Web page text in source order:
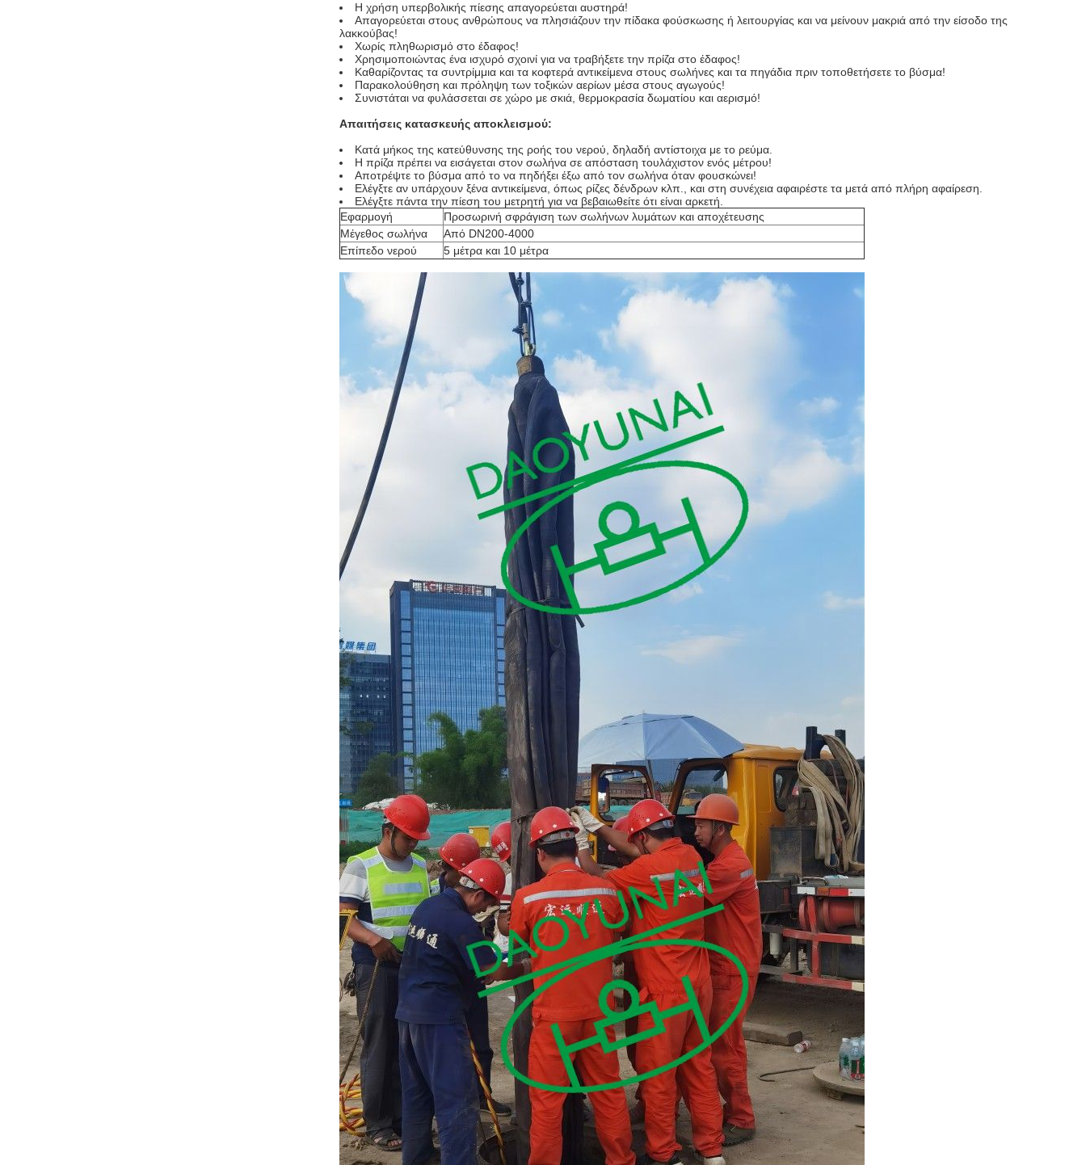
Η χρήση υπερβολικής πίεσης απαγορεύεται αυστηρά!
Απαγορεύεται στους ανθρώπους να πλησιάζουν την πίδακα φούσκωσης ή λειτουργίας και να μείνουν μακριά από την είσοδο της
λακκούβας!
Χωρίς πληθωρισμό στο έδαφος!
Χρησιμοποιώντας ένα ισχυρό σχοινί για να τραβήξετε την πρίζα στο έδαφος!
Καθαρίζοντας τα συντρίμμια και τα κοφτερά αντικείμενα στους σωλήνες και τα πηγάδια πριν τοποθετήσετε το βύσμα!
Παρακολούθηση και πρόληψη των τοξικών αερίων μέσα στους αγωγούς!
Συνιστάται να φυλάσσεται σε χώρο με σκιά, θερμοκρασία δωματίου και αερισμό!
Απαιτήσεις κατασκευής αποκλεισμού:
Κατά μήκος της κατεύθυνσης της ροής του νερού, δηλαδή αντίστοιχα με το ρεύμα.
Η πρίζα πρέπει να εισάγεται στον σωλήνα σε απόσταση τουλάχιστον ενός μέτρου!
Αποτρέψτε το βύσμα από το να πηδήξει έξω από τον σωλήνα όταν φουσκώνει!
Ελέγξτε αν υπάρχουν ξένα αντικείμενα, όπως ρίζες δένδρων κλπ., και στη συνέχεια αφαιρέστε τα μετά από πλήρη αφαίρεση.
Ελέγξτε πάντα την πίεση του μετρητή για να βεβαιωθείτε ότι είναι αρκετή.
Εφαρμογή
Προσωρινή σφράγιση των σωλήνων λυμάτων και αποχέτευσης
Μέγεθος σωλήνα
Από DN200-4000
Επίπεδο νερού
5 μέτρα και 10 μέτρα